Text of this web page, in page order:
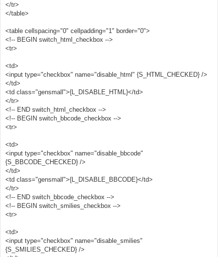
</tr>
</table>
<table cellspacing="0" cellpadding="1" border="0">
<!-- BEGIN switch_html_checkbox -->
<tr>
<td>
<input type="checkbox" name="disable_html" {S_HTML_CHECKED} />
</td>
<td class="gensmall">{L_DISABLE_HTML}</td>
</tr>
<!-- END switch_html_checkbox -->
<!-- BEGIN switch_bbcode_checkbox -->
<tr>
<td>
<input type="checkbox" name="disable_bbcode"
{S_BBCODE_CHECKED} />
</td>
<td class="gensmall">{L_DISABLE_BBCODE}</td>
</tr>
<!-- END switch_bbcode_checkbox -->
<!-- BEGIN switch_smilies_checkbox -->
<tr>
<td>
<input type="checkbox" name="disable_smilies"
{S_SMILIES_CHECKED} />